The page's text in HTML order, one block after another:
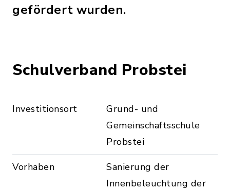
gefördert wurden.
Schulverband Probstei
Investitionsort
Grund- und
Gemeinschaftsschule
Probstei
Vorhaben
Sanierung der
Innenbeleuchtung der